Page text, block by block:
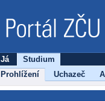
Já
Studium
Prohlížení
Uchazeč